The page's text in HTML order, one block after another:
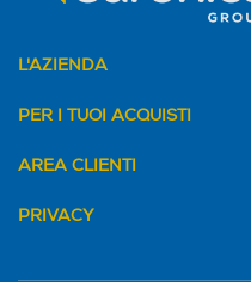
L'AZIENDA
PER I TUOI ACQUISTI
AREA CLIENTI
PRIVACY